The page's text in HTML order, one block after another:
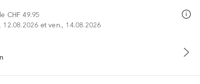
CHF 49.95
et ven., 14.08.2026